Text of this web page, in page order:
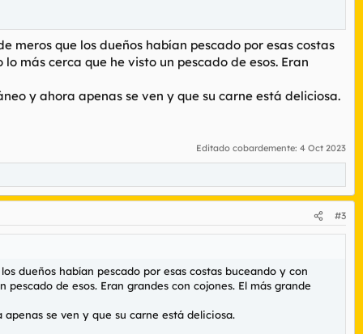
meros que los dueños habían pescado por esas costas
más cerca que he visto un pescado de esos. Eran
y ahora apenas se ven y que su carne está deliciosa.
Editado cobardemente: 4 Oct 2023
#3
dueños habían pescado por esas costas buceando y con
de esos. Eran grandes con cojones. El más grande
se ven y que su carne está deliciosa.